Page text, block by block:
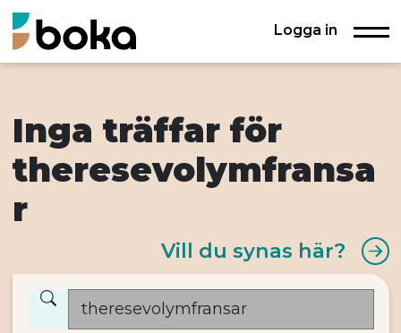
Logga in
Inga träffar för
theresevolymfransa
r
Vill du synas här?